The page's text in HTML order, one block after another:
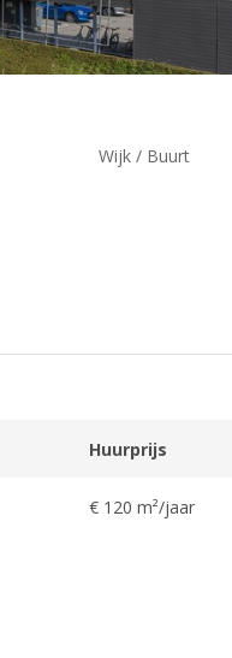
Wijk / Buurt
Huurprijs
€ 120 m²/jaar